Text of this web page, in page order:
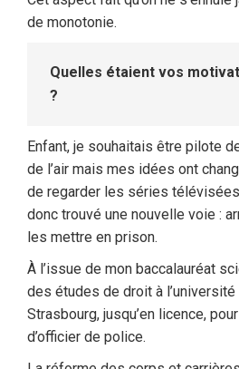
de monotonie.
Quelles étaient vos
?
Enfant, je souhaitais être pilote
de l’air mais mes idées ont
de regarder les séries
donc trouvé une nouvelle voie :
les mettre en prison.
À l’issue de mon baccalauréat
des études de droit à l’université
Strasbourg, jusqu’en licence,
d’officier de police.